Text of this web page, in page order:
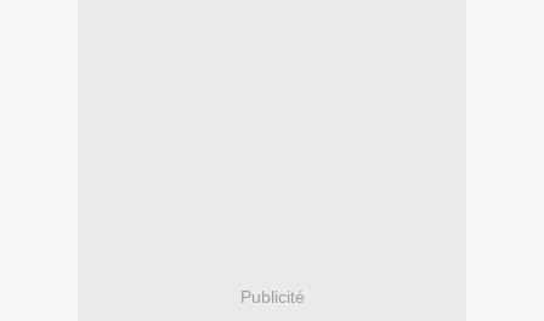
Publicité